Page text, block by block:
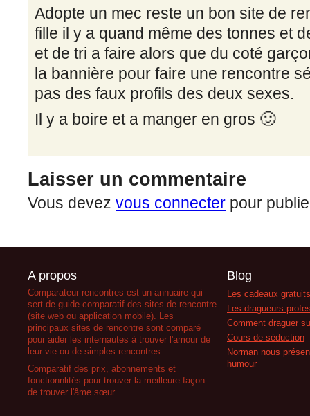
Adopte un mec reste un bon site de
fille il y a quand même des tonnes et
et de tri a faire alors que du coté
la bannière pour faire une rencontre
pas des faux profils des deux sexes.
Il y a boire et a manger en gros 🙂
Laisser un commentaire
Vous devez vous connecter pour
A propos
Comparateur-rencontres est un annuaire qui
sert de guide comparatif des sites de rencontre
(site web ou application mobile). Les
principaux sites de rencontre sont comparé
pour aider les internautes à trouver l'amour de
leur vie ou de simples rencontres.
Comparatif des prix, abonnements et
fonctionnlités pour trouver la meilleure façon
de trouver l'âme sœur.
Blog
Les cadeaux
Les dragueurs
Comment draguer
Cours de séduction
Norman nous
humour